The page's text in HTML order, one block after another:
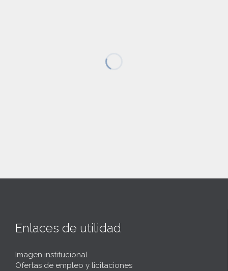
Enlaces de utilidad
Imagen institucional
Ofertas de empleo y licitaciones